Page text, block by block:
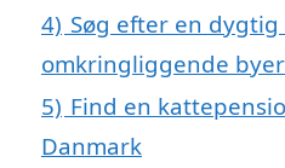
4) Søg efter en
omkringliggende
5) Find en
Danmark